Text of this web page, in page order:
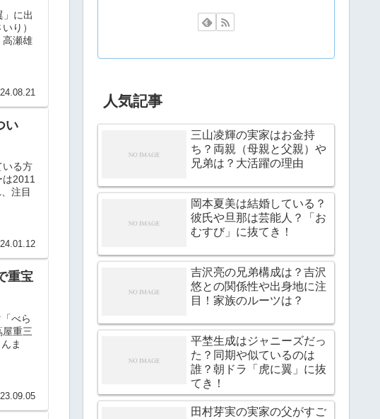
」に出
り）
高瀬雄
い
いる方
は2011
注目
重宝
べら
重三
ま
人気記事
三山凌輝の実家はお金持
ち？両親（母親と父親）や
兄弟は？大活躍の理由
岡本夏美は結婚している？
彼氏や旦那は芸能人？「お
むすび」に抜てき！
吉沢亮の兄弟構成は？吉沢
悠との関係性や出身地に注
目！家族のルーツは？
平埜生成はジャニーズだっ
た？同期や似ているのは
誰？朝ドラ「虎に翼」に抜
てき！
田村芽実の実家の父がすご